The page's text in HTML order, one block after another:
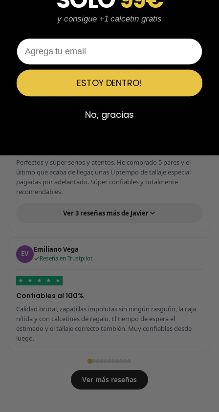
Total control del pedido, te avisan si hay algún problema con el
modelo elegido, empaquetado perfecto con caja original y
embolsado, zapas de altísima calidad y acabados top. Air Max y
Travis Scott espectaculares. Recomendable 100%.
Reseña en Trustpilot
Perfectos y súper serios y atentos. He comprado 5 pares y el
último que acaba de llegar, unas Uptempo de tallaje especial
pagadas por adelantado. Súper confiables y totalmente
recomendables.
Ver 3 reseñas más de Javier
EV Emiliano Vega
Reseña en Trustpilot
★ ★ ★ ★ ★
Confiables al 100%
Calidad brutal, zapatillas impolutas sin ningún rasguño, la caja
nítida y con calcetines de regalo. El tiempo de espera el
estimado y el tallaje correcto también. Muy confiables desde
luego.
Ver más reseñas
y consigue +1 calcetin gratis
Email
ESTOY DENTRO!
No, gracias